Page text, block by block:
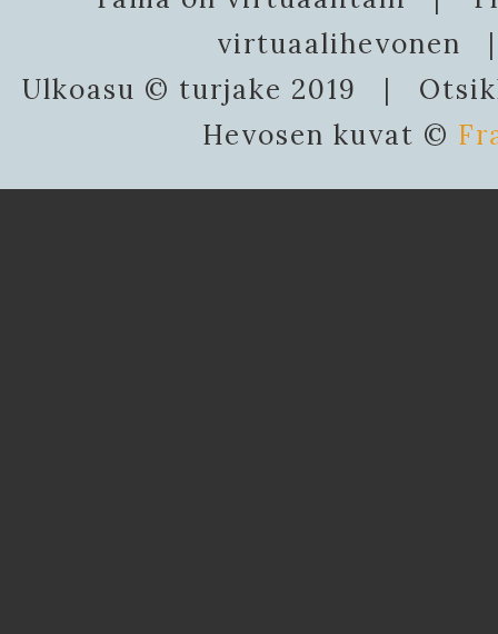
virtuaalihevonen
Ulkoasu © turjake 2019 |
Hevosen kuvat ©